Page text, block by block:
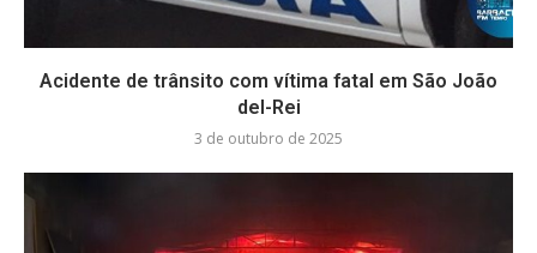
Acidente de trânsito com vítima fatal em São João
del-Rei
3 de outubro de 2025